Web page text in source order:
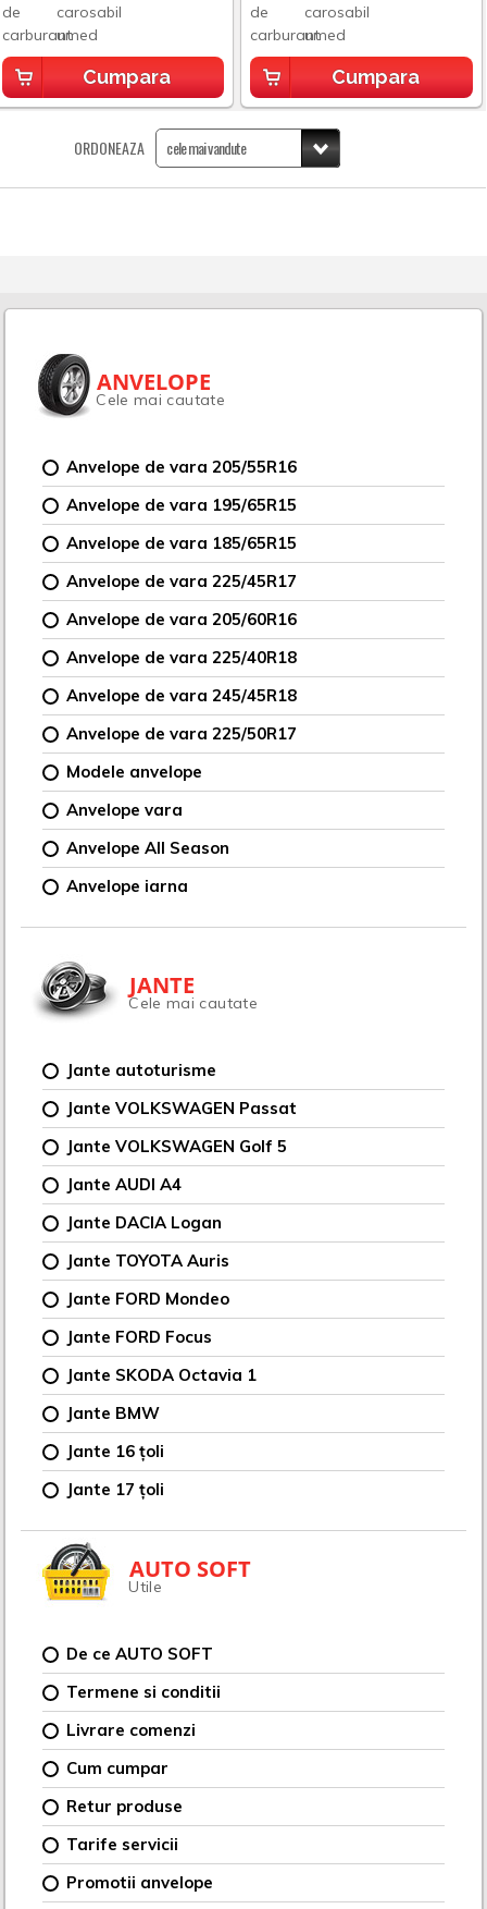
Cumpara Cumpara
ORDONEAZA
ANVELOPE
Cele mai cautate
Anvelope de vara 205/55R16
Anvelope de vara 195/65R15
Anvelope de vara 185/65R15
Anvelope de vara 225/45R17
Anvelope de vara 205/60R16
Anvelope de vara 225/40R18
Anvelope de vara 245/45R18
Anvelope de vara 225/50R17
Modele anvelope
Anvelope vara
Anvelope All Season
Anvelope iarna
JANTE
Cele mai cautate
Jante autoturisme
Jante VOLKSWAGEN Passat
Jante VOLKSWAGEN Golf 5
Jante AUDI A4
Jante DACIA Logan
Jante TOYOTA Auris
Jante FORD Mondeo
Jante FORD Focus
Jante SKODA Octavia 1
Jante BMW
Jante 16 țoli
Jante 17 țoli
AUTO SOFT
Utile
De ce AUTO SOFT
Termene si conditii
Livrare comenzi
Cum cumpar
Retur produse
Tarife servicii
Promotii anvelope